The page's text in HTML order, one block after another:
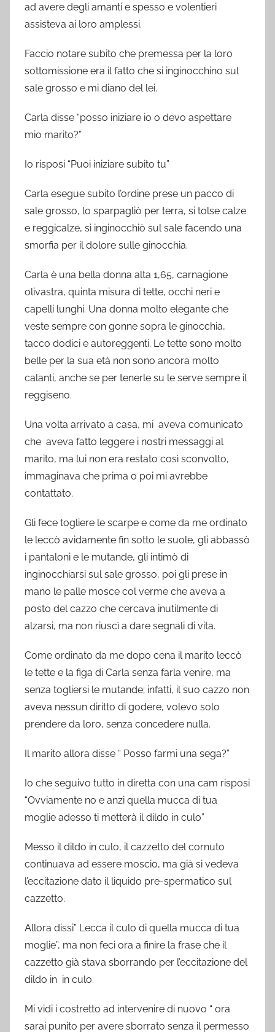
ad avere degli amanti e spesso e volentieri
assisteva ai loro amplessi.
Faccio notare subito che premessa per la loro
sottomissione era il fatto che si inginocchino sul
sale grosso e mi diano del lei.
Carla disse “posso iniziare io o devo aspettare
mio marito?”
Io risposi “Puoi iniziare subito tu”
Carla esegue subito l’ordine prese un pacco di
sale grosso, lo sparpagliò per terra, si tolse calze
e reggicalze, si inginocchiò sul sale facendo una
smorfia per il dolore sulle ginocchia.
Carla è una bella donna alta 1,65, carnagione
olivastra, quinta misura di tette, occhi neri e
capelli lunghi. Una donna molto elegante che
veste sempre con gonne sopra le ginocchia,
tacco dodici e autoreggenti. Le tette sono molto
belle per la sua età non sono ancora molto
calanti, anche se per tenerle su le serve sempre il
reggiseno.
Una volta arrivato a casa, mi aveva comunicato
che aveva fatto leggere i nostri messaggi al
marito, ma lui non era restato così sconvolto,
immaginava che prima o poi mi avrebbe
contattato.
Gli fece togliere le scarpe e come da me ordinato
le leccò avidamente fin sotto le suole, gli abbassò
i pantaloni e le mutande, gli intimò di
inginocchiarsi sul sale grosso, poi gli prese in
mano le palle mosce col verme che aveva a
posto del cazzo che cercava inutilmente di
alzarsi, ma non riuscì a dare segnali di vita.
Come ordinato da me dopo cena il marito leccò
le tette e la figa di Carla senza farla venire, ma
senza togliersi le mutande; infatti, il suo cazzo non
aveva nessun diritto di godere, volevo solo
prendere da loro, senza concedere nulla.
Il marito allora disse “ Posso farmi una sega?”
Io che seguivo tutto in diretta con una cam risposi
“Ovviamente no e anzi quella mucca di tua
moglie adesso ti metterà il dildo in culo”
Messo il dildo in culo, il cazzetto del cornuto
continuava ad essere moscio, ma già si vedeva
l’eccitazione dato il liquido pre-spermatico sul
cazzetto.
Allora dissi” Lecca il culo di quella mucca di tua
moglie”, ma non feci ora a finire la frase che il
cazzetto già stava sborrando per l’eccitazione del
dildo in in culo.
Mi vidi i costretto ad intervenire di nuovo “ ora
sarai punito per avere sborrato senza il permesso